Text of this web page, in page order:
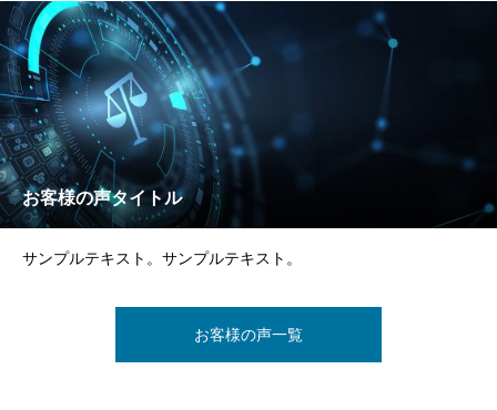
お客様の声タイトル
サンプルテキスト。サンプルテキスト。
お客様の声一覧